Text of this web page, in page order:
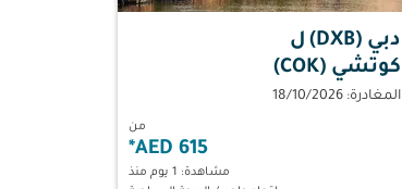
دبي (DXB)
ل
كوتشي (COK)
المغادرة: 18/10/2026
من
615 AED
*
مشاهدة: 1 يوم منذ